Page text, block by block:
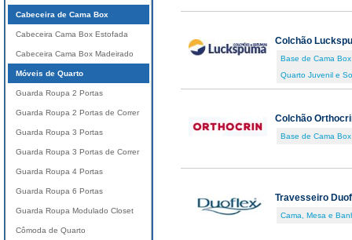
Colchão
Base de Cama Box
Quarto Juvenil e
Colchão
Base de Cama Box
Travesseiro
Cama, Mesa e
Cabeceira de Cama Box
Cabeceira Cama Box Estofada
Cabeceira Cama Box Madeirado
Móveis de Quarto
Guarda Roupa 2 Portas
Guarda Roupa 2 Portas de Correr
Guarda Roupa 3 Portas
Guarda Roupa 3 Portas de Correr
Guarda Roupa 4 Portas
Guarda Roupa 6 Portas
Guarda Roupa Modulado Closet
Cômoda de Quarto